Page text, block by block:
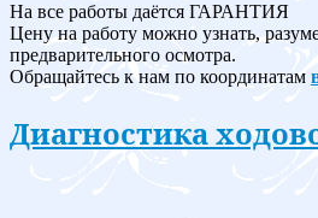
На все работы даётся ГАРАНТИЯ
Цену на работу можно узнать,
предварительного осмотра.
Обращайтесь к нам по координатам
Диагностика